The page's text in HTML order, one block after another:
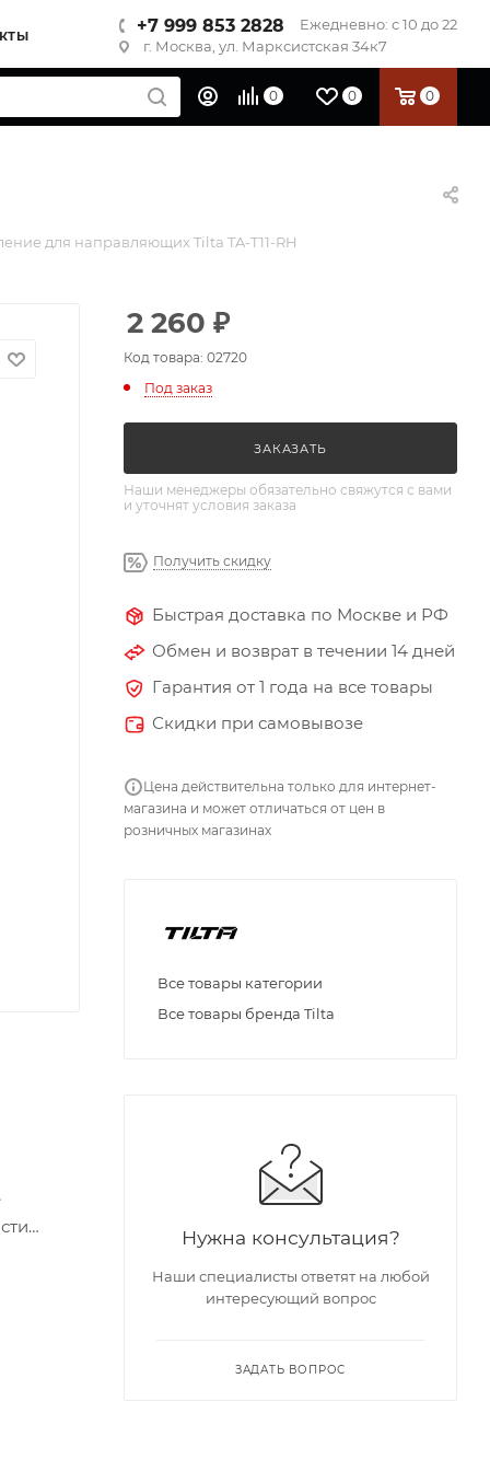
+7 999 853 2828
Ежедневно: с 10 до 22
г. Москва, ул. Марксистская 34к7
0 0 0
для направляющих Tilta TA-T11-RH
2 260 ₽
Код товара: 02720
Под заказ
ЗАКАЗАТЬ
Наши менеджеры обязательно свяжутся с вами
и уточнят условия заказа
Получить скидку
Быстрая доставка по Москве и РФ
Обмен и возврат в течении 14 дней
Гарантия от 1 года на все товары
Скидки при самовывозе
Цена действительна только для интернет-
магазина и может отличаться от цен в
розничных магазинах
Все товары категории
Все товары бренда Tilta
Нужна консультация?
Наши специалисты ответят на любой
интересующий вопрос
ЗАДАТЬ ВОПРОС